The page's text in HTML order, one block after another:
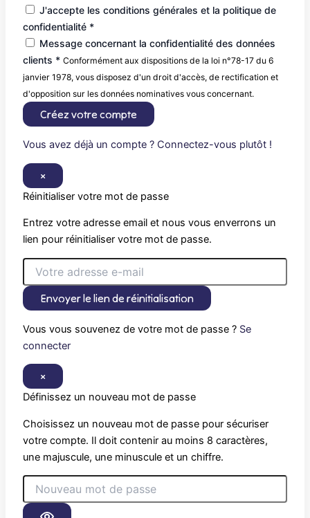
J'accepte les conditions générales et la politique de
confidentialité *
Message concernant la confidentialité des données
clients * Conformément aux dispositions de la loi n°78-17 du 6
janvier 1978, vous disposez d'un droit d'accès, de rectification et
d'opposition sur les données nominatives vous concernant.
Créez votre compte
Vous avez déjà un compte ? Connectez-vous plutôt !
×
Réinitialiser votre mot de passe
Entrez votre adresse email et nous vous enverrons un
lien pour réinitialiser votre mot de passe.
Envoyer le lien de réinitialisation
Vous vous souvenez de votre mot de passe ? Se
connecter
×
Définissez un nouveau mot de passe
Choisissez un nouveau mot de passe pour sécuriser
votre compte. Il doit contenir au moins 8 caractères,
une majuscule, une minuscule et un chiffre.